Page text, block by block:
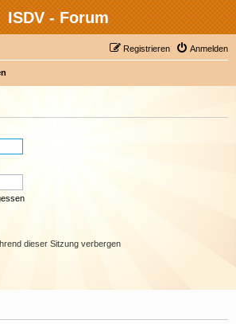
ISDV - Forum
Anmelden
Registrieren
dieser Sitzung verbergen